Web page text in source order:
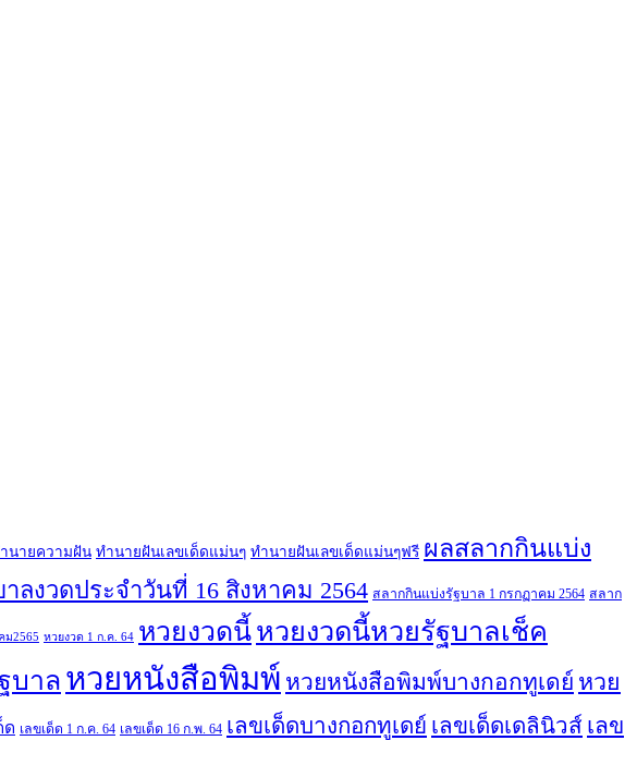
นายความฝัน ทํานายฝันเลขเด็ดแม่นๆ ทํานายฝันเลขเด็ดแม่นๆฟรี ผลสลากกินแบ่ง
ลงวดประจำวันที่ 16 สิงหาคม 2564 สลากกินแบ่งรัฐบาล 1 กรกฏาคม 2564 สลาก
ม2565 หวยงวด 1 ก.ค. 64 หวยงวดนี้หวยงวดนี้หวยรัฐบาลเช็ค
บาล หวยหนังสือพิมพ์ หวยหนังสือพิมพ์บางกอกทูเดย์ หวย
ด เลขเด็ด 1 ก.ค. 64 เลขเด็ด 16 ก.พ. 64 เลขเด็ดบางกอกทูเดย์ เลขเด็ดเดลินิวส์ เลข